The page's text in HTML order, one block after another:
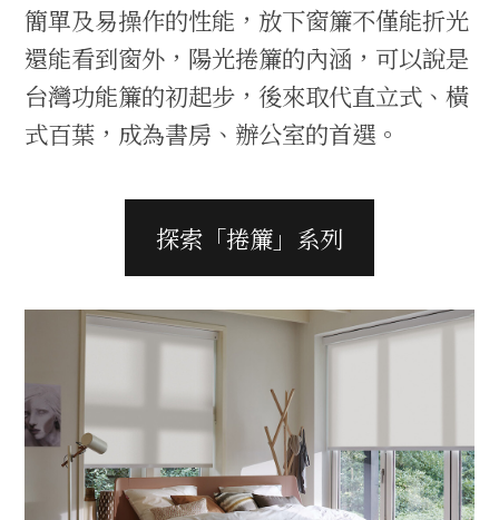
簡單及易操作的性能，放下窗簾不僅能折光
還能看到窗外，陽光捲簾的內涵，可以說是
台灣功能簾的初起步，後來取代直立式、橫
式百葉，成為書房、辦公室的首選。
探索「捲簾」系列